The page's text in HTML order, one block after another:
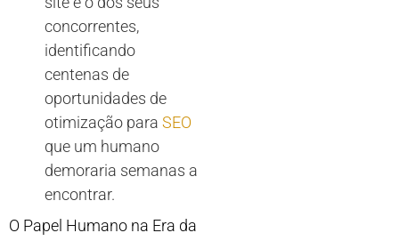
concorrentes,
identificando
centenas de
oportunidades de
otimização para SEO
que um humano
demoraria semanas a
encontrar.
O Papel Humano na Era da